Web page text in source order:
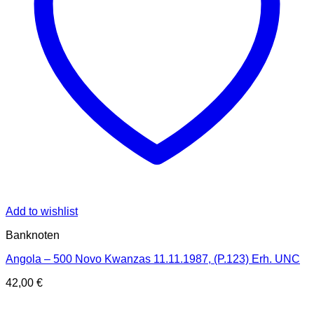
Add to wishlist
Banknoten
Angola – 500 Novo Kwanzas 11.11.1987, (P.123) Erh. UNC
42,00 €